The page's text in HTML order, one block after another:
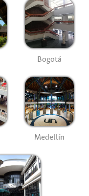
Bogotá
Medellín